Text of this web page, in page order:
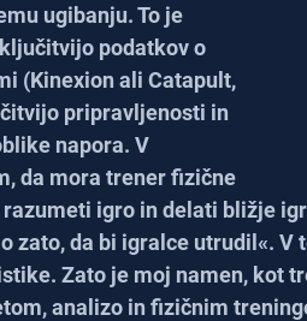
ugibanju. To je
podatkov o
(Kinexion ali Catapult,
pripravljenosti in
napora. V
da mora trener fizične
igro in delati bližje
zato, da bi igralce utrudil«.
Zato je moj namen, kot
analizo in fizičnim